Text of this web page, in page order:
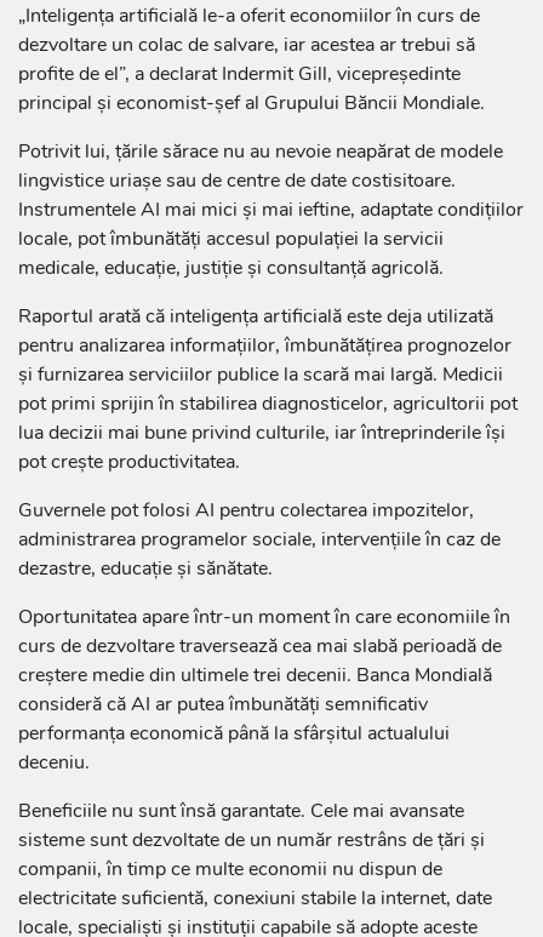
„Inteligența artificială le-a oferit economiilor în curs de
dezvoltare un colac de salvare, iar acestea ar trebui să
profite de el”, a declarat Indermit Gill, vicepreședinte
principal și economist-șef al Grupului Băncii Mondiale.
Potrivit lui, țările sărace nu au nevoie neapărat de modele
lingvistice uriașe sau de centre de date costisitoare.
Instrumentele AI mai mici și mai ieftine, adaptate condițiilor
locale, pot îmbunătăți accesul populației la servicii
medicale, educație, justiție și consultanță agricolă.
Raportul arată că inteligența artificială este deja utilizată
pentru analizarea informațiilor, îmbunătățirea prognozelor
și furnizarea serviciilor publice la scară mai largă. Medicii
pot primi sprijin în stabilirea diagnosticelor, agricultorii pot
lua decizii mai bune privind culturile, iar întreprinderile își
pot crește productivitatea.
Guvernele pot folosi AI pentru colectarea impozitelor,
administrarea programelor sociale, intervențiile în caz de
dezastre, educație și sănătate.
Oportunitatea apare într-un moment în care economiile în
curs de dezvoltare traversează cea mai slabă perioadă de
creștere medie din ultimele trei decenii. Banca Mondială
consideră că AI ar putea îmbunătăți semnificativ
performanța economică până la sfârșitul actualului
deceniu.
Beneficiile nu sunt însă garantate. Cele mai avansate
sisteme sunt dezvoltate de un număr restrâns de țări și
companii, în timp ce multe economii nu dispun de
electricitate suficientă, conexiuni stabile la internet, date
locale, specialiști și instituții capabile să adopte aceste